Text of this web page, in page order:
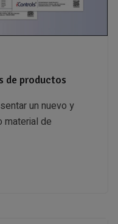
de productos
un nuevo y
material de